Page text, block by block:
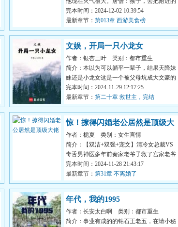
妖怪抓过来给为师活动活...
完本时间：2024-12-02 10:39:54
最新章节： 第013章 西游美食榜
文娱，开局一只小龙女
作者：银杏三叶
类别：都市重生
简介：本以为可以躺平一辈子，结果天降妹
妹还是小龙女这是一个被父母坑成大文豪的
故事在原地爆炸和成为文...
完本时间：2024-11-29 12:17:25
最新章节： 第二十章 救世主，完结
惊！撩得闪婚老公居然是顶级大
佬
作者：栀夏
类别：女生言情
简介：【双洁+双强+宠文】清冷女总裁VS
毒舌男神医多年前秦家老爷子救了宫家老爷
子一命，两家因此定下了婚...
完本时间：2024-11-28 21:43:17
最新章节： 第31章 不离婚了
年代，我的1995
作者：长安太白啊
类别：都市重生
简介：事业有成的的钻石王老五，在请小秘